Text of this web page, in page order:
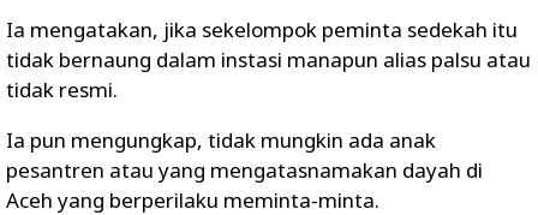
Ia mengatakan, jika sekelompok peminta sedekah itu
tidak bernaung dalam instasi manapun alias palsu atau
tidak resmi.
Ia pun mengungkap, tidak mungkin ada anak
pesantren atau yang mengatasnamakan dayah di
Aceh yang berperilaku meminta-minta.